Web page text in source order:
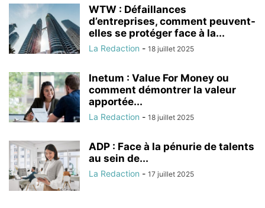
WTW : Défaillances
d’entreprises, comment peuvent-
elles se protéger face à la...
La Redaction - 18 juillet 2025
Inetum : Value For Money ou
comment démontrer la valeur
apportée...
La Redaction - 18 juillet 2025
ADP : Face à la pénurie de talents
au sein de...
La Redaction - 17 juillet 2025